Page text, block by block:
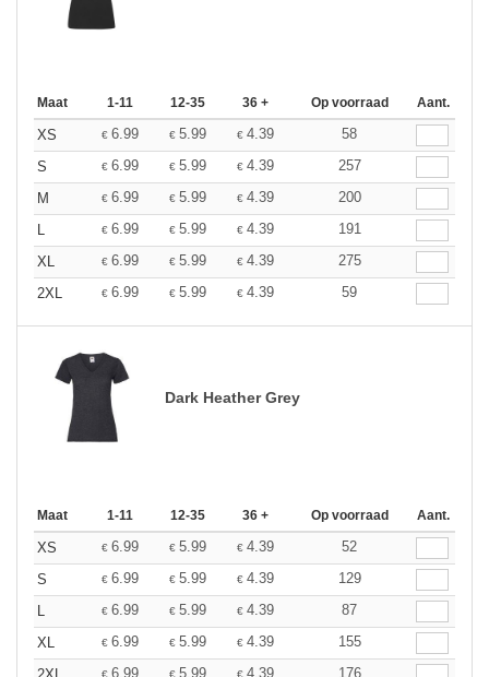
Maat 1-11 12-35 36 + Op voorraad Aant.
XS € 6.99 € 5.99 € 4.39
58
S
€ 6.99 € 5.99 € 4.39
257
M
€ 6.99 € 5.99 € 4.39
200
L
€ 6.99 € 5.99 € 4.39
191
XL
€ 6.99 € 5.99 € 4.39
275
2XL
€ 6.99 € 5.99 € 4.39 59
Dark Heather Grey
Maat 1-11 12-35 36 + Op voorraad Aant.
XS € 6.99 € 5.99 € 4.39
52
S
€ 6.99 € 5.99 € 4.39
129
L
€ 6.99 € 5.99 € 4.39
87
XL
€ 6.99 € 5.99 € 4.39
155
€ 6.99 € 5.99 € 4.39 176